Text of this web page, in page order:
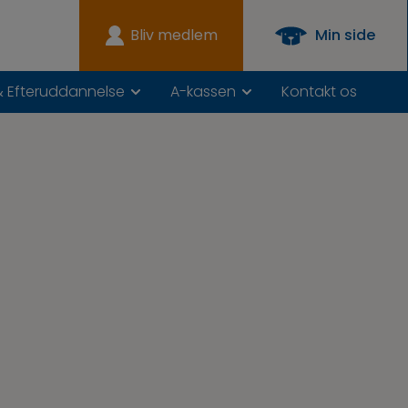
Bliv medlem Min side
Efteruddannelse A-kassen Kontakt os